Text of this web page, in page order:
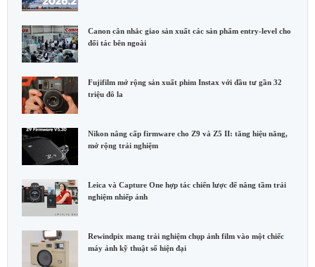
Canon cân nhắc giao sản xuất các sản phẩm entry-level cho
đối tác bên ngoài
Fujifilm mở rộng sản xuất phim Instax với đầu tư gần 32
triệu đô la
Nikon nâng cấp firmware cho Z9 và Z5 II: tăng hiệu năng,
mở rộng trải nghiệm
Leica và Capture One hợp tác chiến lược để nâng tầm trải
nghiệm nhiếp ảnh
Rewindpix mang trải nghiệm chụp ảnh film vào một chiếc
máy ảnh kỹ thuật số hiện đại